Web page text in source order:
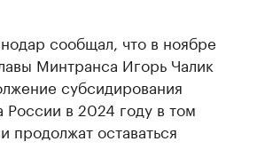
сообщал, что в ноябре
Минтранса Игорь Чалик
субсидирования
России в 2024 году в том
продолжат оставаться